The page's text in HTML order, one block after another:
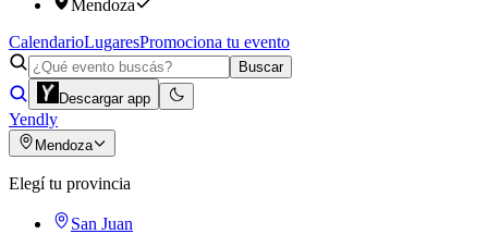
Mendoza
CalendarioLugaresPromociona tu evento
Buscar
Descargar app
Yendly
Mendoza
Elegí tu provincia
San Juan